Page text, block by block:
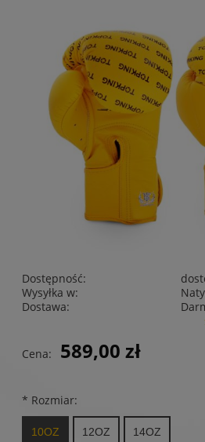
Dostępność:
Wysyłka w:
Dostawa:
Cena nie zawiera ewentualnych
Cena: 589,00 zł
* Rozmiar:
10OZ 12OZ 14OZ